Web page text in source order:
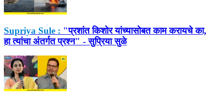
Supriya Sule : "प्रशांत किशोर यांच्यासोबत काम करायचे का,
हा त्यांचा अंतर्गत प्रश्न" - सुप्रिया सुळे